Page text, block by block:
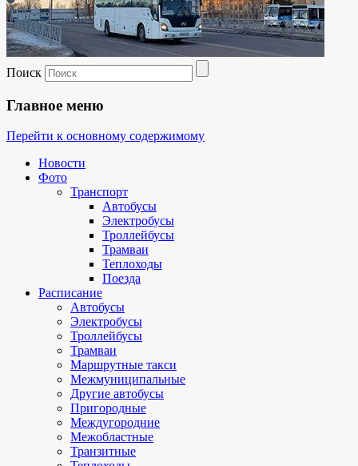
Поиск
Главное меню
Перейти к основному содержимому
Новости
Фото
Транспорт
Автобусы
Электробусы
Троллейбусы
Трамваи
Теплоходы
Поезда
Расписание
Автобусы
Электробусы
Троллейбусы
Трамваи
Маршрутные такси
Межмуниципальные
Другие автобусы
Пригородные
Междугородние
Межобластные
Транзитные